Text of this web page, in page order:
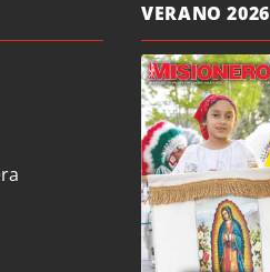
VERANO 2026